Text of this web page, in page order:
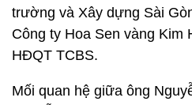
trường và Xây dựng Sài
Công ty Hoa Sen vàng Kim
HĐQT TCBS.
Mối quan hệ giữa ông